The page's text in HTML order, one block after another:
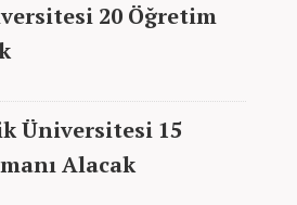
20 Öğretim
Üniversitesi 15
Alacak